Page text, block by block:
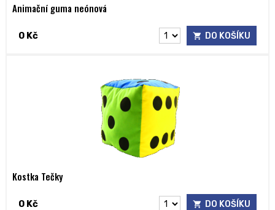
Animační guma neónová
0 Kč DO KOŠÍKU
Kostka Tečky
0 Kč DO KOŠÍKU